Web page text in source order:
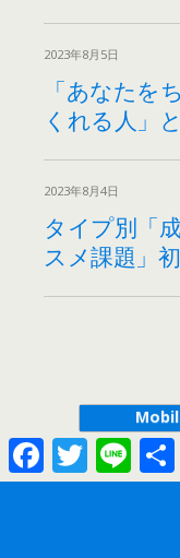
2023年8月5日
「あなたを
くれる人」
2023年8月4日
タイプ別「
スメ課題」
FacebookTwitter Line